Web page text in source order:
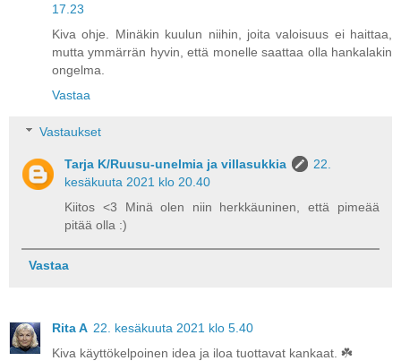
17.23
Kiva ohje. Minäkin kuulun niihin, joita valoisuus ei haittaa,
mutta ymmärrän hyvin, että monelle saattaa olla hankalakin
ongelma.
Vastaa
Vastaukset
Tarja K/Ruusu-unelmia ja villasukkia
22.
kesäkuuta 2021 klo 20.40
Kiitos <3 Minä olen niin herkkäuninen, että pimeää
pitää olla :)
Vastaa
Rita A 22. kesäkuuta 2021 klo 5.40
Kiva käyttökelpoinen idea ja iloa tuottavat kankaat. ☘️